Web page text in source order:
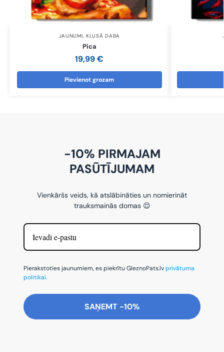
JAUNUMI, KLUSĀ DABA
Pica
19,99€
Pievienot grozam
-10% PIRMAJAM
PASŪTĪJUMAM
Vienkāršs veids, kā atslābināties un nomierināt
trauksmainās domas 😌
Pierakstoties jaunumiem, es piekrītu GleznoPats.lvprivātuma
politikai.
SAŅEMT -10%